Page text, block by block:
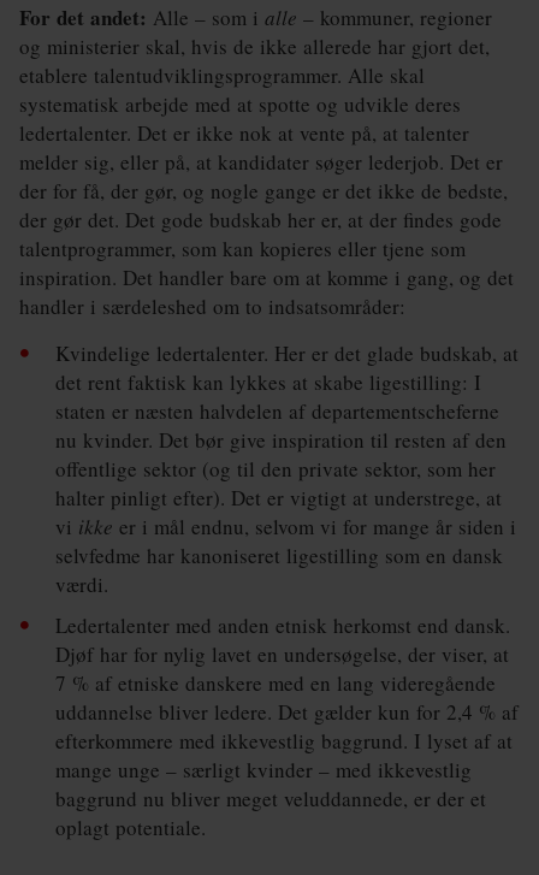
For det andet: Alle – som i alle – kommuner, regioner
og ministerier skal, hvis de ikke allerede har gjort det,
etablere talentudviklingsprogrammer. Alle skal
systematisk arbejde med at spotte og udvikle deres
ledertalenter. Det er ikke nok at vente på, at talenter
melder sig, eller på, at kandidater søger lederjob. Det er
der for få, der gør, og nogle gange er det ikke de bedste,
der gør det. Det gode budskab her er, at der findes gode
talentprogrammer, som kan kopieres eller tjene som
inspiration. Det handler bare om at komme i gang, og det
handler i særdeleshed om to indsatsområder:
Kvindelige ledertalenter. Her er det glade budskab, at
det rent faktisk kan lykkes at skabe ligestilling: I
staten er næsten halvdelen af departementscheferne
nu kvinder. Det bør give inspiration til resten af den
offentlige sektor (og til den private sektor, som her
halter pinligt efter). Det er vigtigt at understrege, at
vi ikke er i mål endnu, selvom vi for mange år siden i
selvfedme har kanoniseret ligestilling som en dansk
værdi.
Ledertalenter med anden etnisk herkomst end dansk.
Djøf har for nylig lavet en undersøgelse, der viser, at
7 % af etniske danskere med en lang videregående
uddannelse bliver ledere. Det gælder kun for 2,4 % af
efterkommere med ikkevestlig baggrund. I lyset af at
mange unge – sær­ligt kvinder – med ikkevestlig
baggrund nu bliver meget veluddannede, er der et
oplagt potentiale.